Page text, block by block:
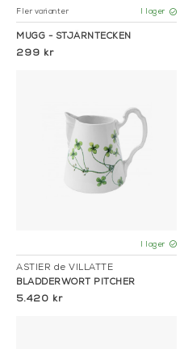
Fler varianter I lager
MUGG - STJÄRNTECKEN
299 kr
I lager
ASTIER de VILLATTE
BLADDERWORT PITCHER
5.420 kr